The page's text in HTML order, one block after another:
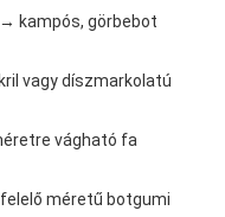
kampós, görbebot
vagy díszmarkolatú
vágható fa
méretű botgumi